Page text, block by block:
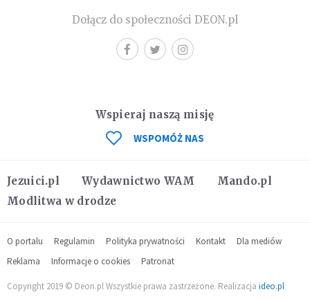
Dołącz do społeczności DEON.pl
Jezuici.pl Wydawnictwo WAM
Mando.pl
Modlitwa w drodze
Wspieraj naszą misję
WSPOMÓŻ NAS
O portalu Regulamin Polityka prywatności Kontakt
Dla mediów
Reklama
Informacje o cookies Patronat
Copyright 2019 © Deon.pl Wszystkie prawa zastrzeżone. Realizacja ideo.pl